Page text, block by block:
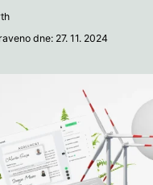
dne: 27. 11. 2024